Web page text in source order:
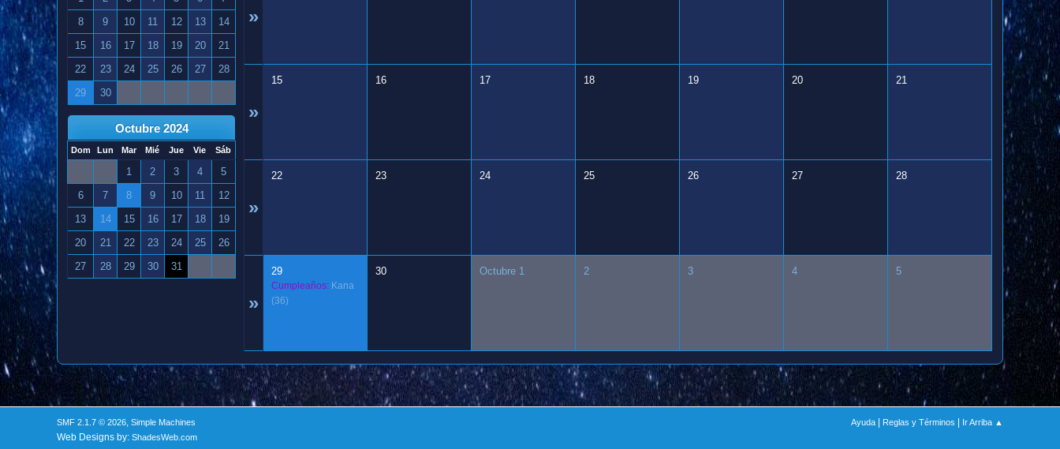
8
9 10 11 12 13
14
15
16 17 18 19 20
21
22
23 24 25 26 27
28
29
30
Octubre 2024
Dom Lun Mar Mié Jue Vie Sáb
1 2 3 4
5
6
7 8 9 10 11
12
13
14 15 16 17 18
19
20
21 22 23 24 25
26
27
28 29 30 31
»
»
15 16 17 18 19 20 21
»
22 23 24 25 26 27 28
»
29
Cumpleaños: Kana
(36)
30 Octubre 1 2 3 4 5
Ayuda Reglas y Términos Ir Arriba ▲
SMF 2.1.7 © 2026, Simple Machines
Web Designs by: ShadesWeb.com